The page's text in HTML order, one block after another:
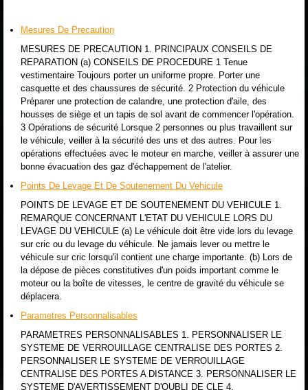
Mesures De Precaution
MESURES DE PRECAUTION 1. PRINCIPAUX CONSEILS DE
REPARATION (a) CONSEILS DE PROCEDURE 1 Tenue
vestimentaire Toujours porter un uniforme propre. Porter une
casquette et des chaussures de sécurité. 2 Protection du véhicule
Préparer une protection de calandre, une protection d'aile, des
housses de siège et un tapis de sol avant de commencer l'opération.
3 Opérations de sécurité Lorsque 2 personnes ou plus travaillent sur
le véhicule, veiller à la sécurité des uns et des autres. Pour les
opérations effectuées avec le moteur en marche, veiller à assurer une
bonne évacuation des gaz d'échappement de l'atelier.
Points De Levage Et De Soutenement Du Vehicule
POINTS DE LEVAGE ET DE SOUTENEMENT DU VEHICULE 1.
REMARQUE CONCERNANT L'ETAT DU VEHICULE LORS DU
LEVAGE DU VEHICULE (a) Le véhicule doit être vide lors du levage
sur cric ou du levage du véhicule. Ne jamais lever ou mettre le
véhicule sur cric lorsqu'il contient une charge importante. (b) Lors de
la dépose de pièces constitutives d'un poids important comme le
moteur ou la boîte de vitesses, le centre de gravité du véhicule se
déplacera.
Parametres Personnalisables
PARAMETRES PERSONNALISABLES 1. PERSONNALISER LE
SYSTEME DE VERROUILLAGE CENTRALISE DES PORTES 2.
PERSONNALISER LE SYSTEME DE VERROUILLAGE
CENTRALISE DES PORTES A DISTANCE 3. PERSONNALISER LE
SYSTEME D'AVERTISSEMENT D'OUBLI DE CLE 4.